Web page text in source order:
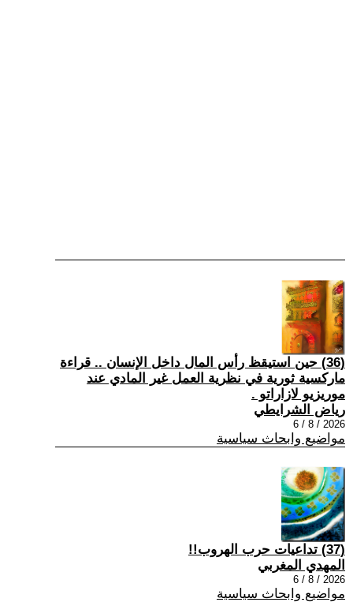
(36) حين استيقظ رأس المال داخل الإنسان .. قراءة
ماركسية ثورية في نظرية العمل غير المادي عند
موريزيو لازاراتو .
رياض الشرايطي
2026 / 8 / 6
مواضيع وابحاث سياسية
(37) تداعيات حرب الهروب!!
المهدي المغربي
2026 / 8 / 6
مواضيع وابحاث سياسية